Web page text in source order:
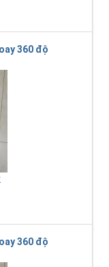
360 độ
360 độ